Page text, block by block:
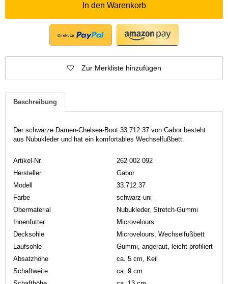
In den Warenkorb
Zur Merkliste hinzufügen
Beschreibung
Der schwarze Damen-Chelsea-Boot 33.712.37 von Gabor besteht
aus Nubukleder und hat ein komfortables Wechselfußbett.
Artikel-Nr.
262 002 092
Hersteller
Gabor
Modell
33.712.37
Farbe
schwarz uni
Obermaterial
Nubukleder, Stretch-Gummi
Innenfutter
Microvelours
Decksohle
Microvelours, Wechselfußbett
Laufsohle
Gummi, angeraut, leicht profiliert
Absatzhöhe
ca. 5 cm, Keil
Schaftweite
ca. 9 cm